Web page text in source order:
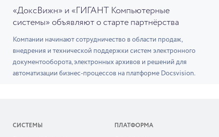
«ДоксВижн» и «ГИГАНТ Компьютерные
системы» объявляют о старте партнёрства
Компании начинают сотрудничество в области продаж,
внедрения и технической поддержки систем электронного
документооборота, электронных архивов и решений для
автоматизации бизнес-процессов на платформе Docsvision.
СИСТЕМЫ ПЛАТФОРМА